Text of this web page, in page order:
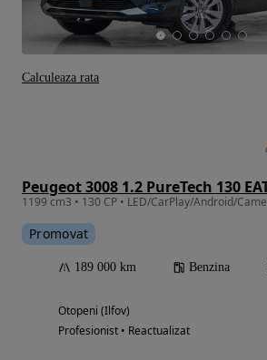
Promovat
189 000 km Benzina
Otopeni (Ilfov)
Profesionist • Reactualizat
Calculeaza rata